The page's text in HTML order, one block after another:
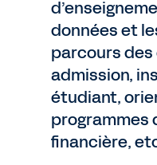
données et
parcours
admission,
étudiant,
programmes
financière,